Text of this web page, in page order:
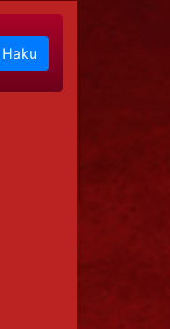
Haku